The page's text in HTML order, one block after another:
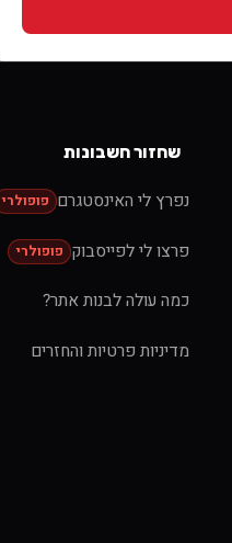
שחזור חשבונות
נפרץ לי האינסטגרם פופולרי
פרצו לי לפייסבוק פופולרי
כמה עולה לבנות אתר?
מדיניות פרטיות והחזרים